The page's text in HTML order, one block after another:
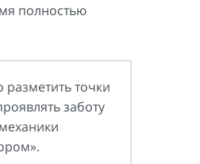
полностью
точки
заботу